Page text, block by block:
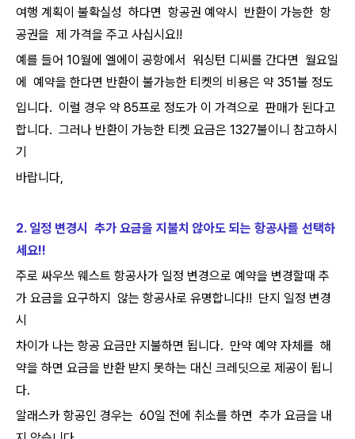
여행 계획이 불확실성 하다면 항공권 예약시 반환이 가능한 항
공권을 제 가격을 주고 사십시요!!
예를 들어 10월에 엘에이 공항에서 워싱턴 디씨를 간다면 월요일
에 예약을 한다면 반환이 불가능한 티켓의 비용은 약 351불 정도
입니다. 이럴 경우 약 85프로 정도가 이 가격으로 판매가 된다고
합니다. 그러나 반환이 가능한 티켓 요금은 1327불이니 참고하시
기
바랍니다,
2. 일정 변경시 추가 요금을 지불치 않아도 되는 항공사를 선택하
세요!!
주로 싸우쓰 웨스트 항공사가 일정 변경으로 예약을 변경할때 추
가 요금을 요구하지 않는 항공사로 유명합니다!! 단지 일정 변경
시
차이가 나는 항공 요금만 지불하면 됩니다. 만약 예약 자체를 해
약을 하면 요금을 반환 받지 못하는 대신 크레딧으로 제공이 됩니
다.
알래스카 항공인 경우는 60일 전에 취소를 하면 추가 요금을 내